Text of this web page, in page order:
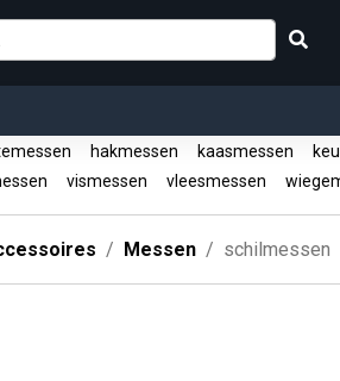
hakmessen kaasmessen
vismessen vleesmessen
Messen schilmessen